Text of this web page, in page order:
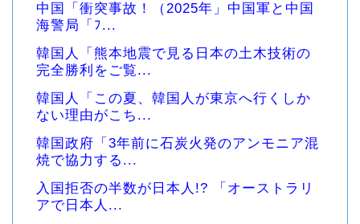
中国「衝突事故！（2025年」中国軍と中国
海警局「ﾌ...
韓国人「熊本地震で見る日本の土木技術の
完全勝利をご覧...
韓国人「この夏、韓国人が東京へ行くしか
ない理由がこち...
韓国政府「3年前に石炭火発のアンモニア混
焼で協力する...
入国拒否の半数が日本人!? 「オーストラリ
アで日本人...